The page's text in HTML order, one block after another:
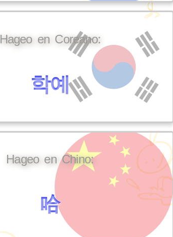
Hageo en Coreano:
학예
Hageo en Chino:
哈